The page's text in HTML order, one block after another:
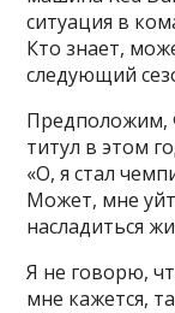
ситуация в
Кто знает,
следующий
Предположим,
титул в этом
«О, я стал
Может, мне
насладиться
Я не говорю,
мне кажется,